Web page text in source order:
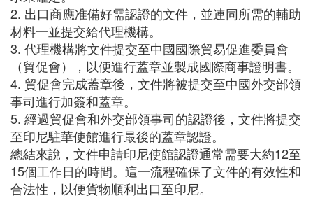
2. 出口商應准備好需認證的文件，並連同所需的輔助
材料一並提交給代理機構。
3. 代理機構將文件提交至中國國際貿易促進委員會
（貿促會），以便進行蓋章並製成國際商事證明書。
4. 貿促會完成蓋章後，文件將被提交至中國外交部領
事司進行加簽和蓋章。
5. 經過貿促會和外交部領事司的認證後，文件將提交
至印尼駐華使館進行最後的蓋章認證。
總結來說，文件申請印尼使館認證通常需要大約12至
15個工作日的時間。這一流程確保了文件的有效性和
合法性，以便貨物順利出口至印尼。